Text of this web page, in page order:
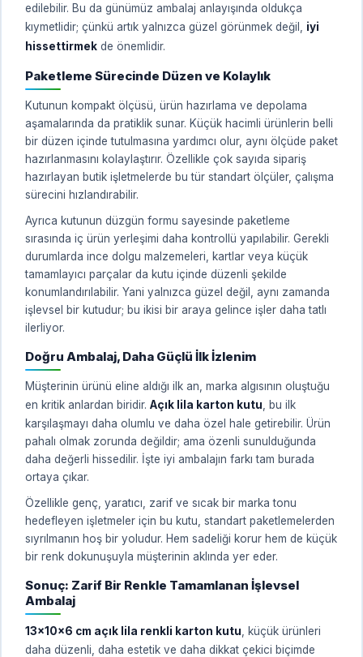
edilebilir. Bu da günümüz ambalaj anlayışında oldukça
kıymetlidir; çünkü artık yalnızca güzel görünmek değil, iyi
hissettirmek de önemlidir.
Paketleme Sürecinde Düzen ve Kolaylık
Kutunun kompakt ölçüsü, ürün hazırlama ve depolama
aşamalarında da pratiklik sunar. Küçük hacimli ürünlerin belli
bir düzen içinde tutulmasına yardımcı olur, aynı ölçüde paket
hazırlanmasını kolaylaştırır. Özellikle çok sayıda sipariş
hazırlayan butik işletmelerde bu tür standart ölçüler, çalışma
sürecini hızlandırabilir.
Ayrıca kutunun düzgün formu sayesinde paketleme
sırasında iç ürün yerleşimi daha kontrollü yapılabilir. Gerekli
durumlarda ince dolgu malzemeleri, kartlar veya küçük
tamamlayıcı parçalar da kutu içinde düzenli şekilde
konumlandırılabilir. Yani yalnızca güzel değil, aynı zamanda
işlevsel bir kutudur; bu ikisi bir araya gelince işler daha tatlı
ilerliyor.
Doğru Ambalaj, Daha Güçlü İlk İzlenim
Müşterinin ürünü eline aldığı ilk an, marka algısının oluştuğu
en kritik anlardan biridir. Açık lila karton kutu , bu ilk
karşılaşmayı daha olumlu ve daha özel hale getirebilir. Ürün
pahalı olmak zorunda değildir; ama özenli sunulduğunda
daha değerli hissedilir. İşte iyi ambalajın farkı tam burada
ortaya çıkar.
Özellikle genç, yaratıcı, zarif ve sıcak bir marka tonu
hedefleyen işletmeler için bu kutu, standart paketlemelerden
sıyrılmanın hoş bir yoludur. Hem sadeliği korur hem de küçük
bir renk dokunuşuyla müşterinin aklında yer eder.
Sonuç: Zarif Bir Renkle Tamamlanan İşlevsel
Ambalaj
13x10x6 cm açık lila renkli karton kutu , küçük ürünleri
daha düzenli, daha estetik ve daha dikkat çekici biçimde